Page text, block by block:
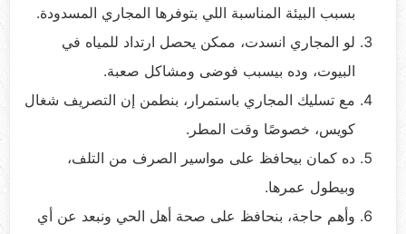
بسبب البيئة المناسبة اللي بتوفرها المجاري المسدودة.
لو المجاري انسدت، ممكن يحصل ارتداد للمياه في
البيوت، وده بيسبب فوضى ومشاكل صعبة.
مع تسليك المجاري باستمرار، بنطمن إن التصريف شغال
كويس، خصوصًا وقت المطر.
ده كمان بيحافظ على مواسير الصرف من التلف،
وبيطول عمرها.
وأهم حاجة، بنحافظ على صحة أهل الحي ونبعد عن أي